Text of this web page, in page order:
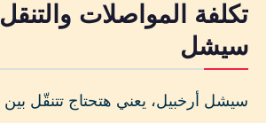
تكلفة المواصلات
سيشل
سيشل أرخبيل، يعني هتحتاج تتنقّل